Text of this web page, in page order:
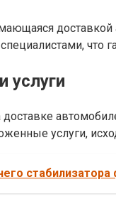
что
услуги
услуги,